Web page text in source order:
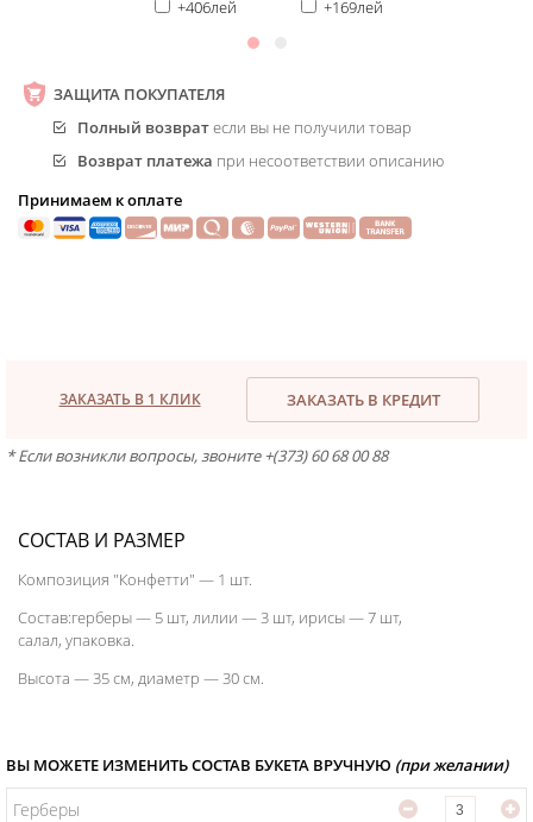
+406лей +169лей
ЗАЩИТА ПОКУПАТЕЛЯ
Полный возвратесли вы не получили товар
Возврат платежа при несоответствии описанию
Принимаем к оплате
ЗАКАЗАТЬ В 1 КЛИК ЗАКАЗАТЬ В КРЕДИТ
* Если возникли вопросы, звоните +(373) 60 68 00 88
СОСТАВ И РАЗМЕР
Композиция "Конфетти" — 1 шт.
Состав:герберы — 5 шт, лилии — 3 шт, ирисы — 7 шт,
салал, упаковка.
Высота — 35 см, диаметр — 30 см.
ВЫ МОЖЕТЕ ИЗМЕНИТЬ СОСТАВ БУКЕТА ВРУЧНУЮ (при желании)
Герберы